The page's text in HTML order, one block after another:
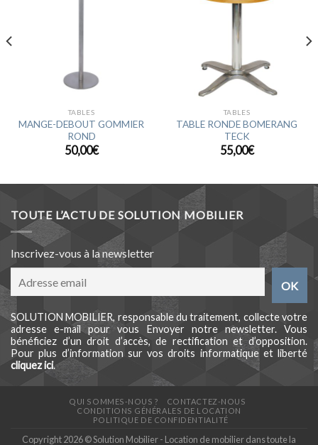
TABLES
MANGE-DEBOUT GOMMIER
ROND
50,00€
TABLES
TABLE RONDE BOMERANG
TECK
55,00€
TOUTE L’ACTU DE SOLUTION MOBILIER
Inscrivez-vous à la newsletter
SOLUTION MOBILIER, responsable du traitement, collecte votre
adresse e-mail pour vous Envoyer notre newsletter. Vous
bénéficiez d’un droit d’accès, de rectification et d’opposition.
Pour plus d’information sur vos droits informatique et liberté
cliquez ici.
QUI SOMMES-NOUS ?
CONTACTEZ-NOUS
CONDITIONS GÉNÉRALES DE LOCATION
POLITIQUE DE CONFIDENTIALITÉ
Copyright 2026 © Solution Mobilier - Location de mobilier dans toute la